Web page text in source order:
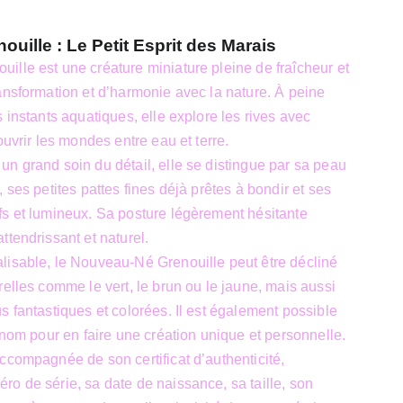
: Le Petit Esprit des Marais
est une créature miniature pleine de fraîcheur et
et d’harmonie avec la nature. À peine
instants aquatiques, elle explore les rives avec
les mondes entre eau et terre.
grand soin du détail, elle se distingue par sa peau
ses petites pattes fines déjà prêtes à bondir et ses
et lumineux. Sa posture légèrement hésitante
et naturel.
le Nouveau-Né Grenouille peut être décliné
comme le vert, le brun ou le jaune, mais aussi
fantastiques et colorées. Il est également possible
pour en faire une création unique et personnelle.
de son certificat d’authenticité,
de série, sa date de naissance, sa taille, son